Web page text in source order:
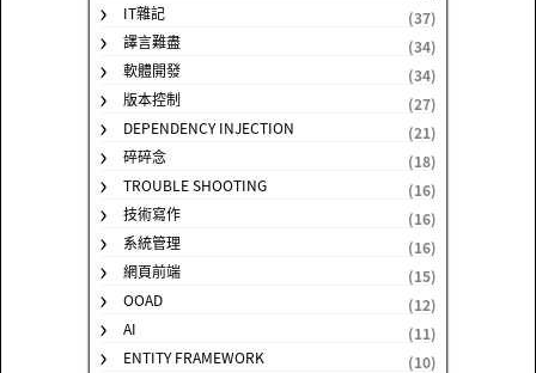
IT雜記
(37)
譯言難盡
(34)
軟體開發
(34)
版本控制
(27)
DEPENDENCY INJECTION
(21)
碎碎念
(18)
TROUBLE SHOOTING
(16)
技術寫作
(16)
系統管理
(16)
網頁前端
(15)
OOAD
(12)
AI
(11)
ENTITY FRAMEWORK
(10)